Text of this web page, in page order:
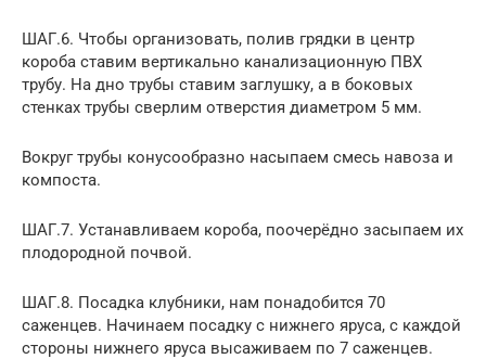
ШАГ.6. Чтобы организовать, полив грядки в центр
короба ставим вертикально канализационную ПВХ
трубу. На дно трубы ставим заглушку, а в боковых
стенках трубы сверлим отверстия диаметром 5 мм.
Вокруг трубы конусообразно насыпаем смесь навоза и
компоста.
ШАГ.7. Устанавливаем короба, поочерёдно засыпаем их
плодородной почвой.
ШАГ.8. Посадка клубники, нам понадобится 70
саженцев. Начинаем посадку с нижнего яруса, с каждой
стороны нижнего яруса высаживаем по 7 саженцев.